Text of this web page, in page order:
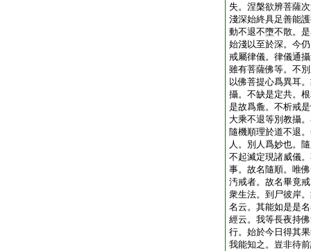
失。涅槃欲辨菩薩
淺深始終具足善能
動不退不墮不散。
始淺以至於深。今
戒屬律儀。律儀通
雖有菩薩佛等。不
以佛菩提心爲異耳
攝。不缺是定共。
是故爲麁。不析戒
大乘不退等別教攝
隨機順理於道不退
人。別人爲妙也。
不起滅定現諸威儀
事。故名隨順。唯
汚戒者。故名畢竟
衆生法。到尸彼岸
名云。其能如是是
經云。我等長夜持
行。始於今日得其
我能知之。豈非待